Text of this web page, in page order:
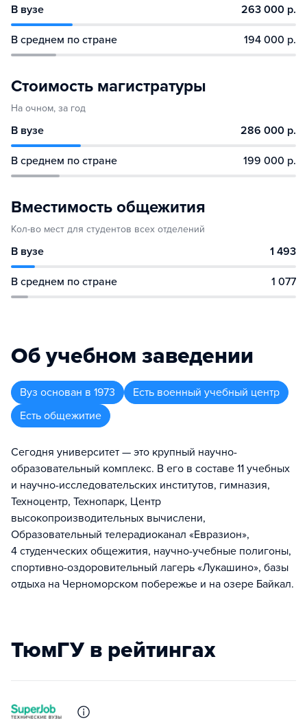
В вузе 263 000 р.
В среднем по стране 194 000 р.
Стоимость магистратуры
На очном, за год
В вузе 286 000 р.
В среднем по стране 199 000 р.
Вместимость общежития
Кол-во мест для студентов всех отделений
В вузе 1 493
В среднем по стране 1 077
Об учебном заведении
Вуз основан в 1973
Есть военный учебный центр
Есть общежитие
Сегодня университет — это крупный научно-
образовательный комплекс. В его в составе 11 учебных
и научно-исследовательских институтов, гимназия,
Техноцентр, Технопарк, Центр
высокопроизводительных вычислени,
Образовательный телерадиоканал «Евразион»,
4 студенческих общежития, научно-учебные полигоны,
спортивно-оздоровительный лагерь «Лукашино», базы
отдыха на Черноморском побережье и на озере Байкал.
ТюмГУ в рейтингах